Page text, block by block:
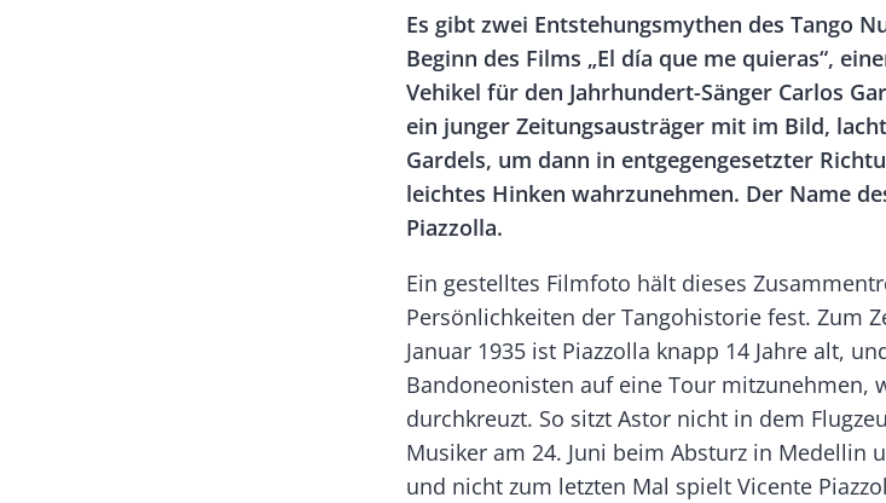
Rectangle
Left
Right
Body
Es gibt zwei Entstehungsmythen des Tango
Beginn des Films „El día que me quieras“,
Vehikel für den Jahrhundert-Sänger Carlos
ein junger Zeitungsausträger mit im Bild,
Gardels, um dann in entgegengesetzter
leichtes Hinken wahrzunehmen. Der Name
Piazzolla.
Ein gestelltes Filmfoto hält dieses
Persönlichkeiten der Tangohistorie fest. Zum
Januar 1935 ist Piazzolla knapp 14 Jahre alt,
Bandoneonisten auf eine Tour mitzunehmen,
durchkreuzt. So sitzt Astor nicht in dem
Musiker am 24. Juni beim Absturz in Medellin
und nicht zum letzten Mal spielt Vicente